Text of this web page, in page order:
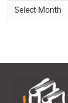
Navegar